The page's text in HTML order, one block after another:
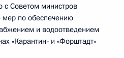
с Советом министров
мер по обеспечению
и водоотведением
«Карантин» и «Форштадт»